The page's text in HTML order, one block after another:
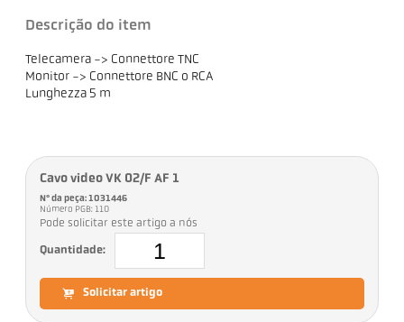
Descrição do item
Telecamera -> Connettore TNC
Monitor -> Connettore BNC o RCA
Lunghezza 5 m
Cavo video VK 02/F AF 1
Nº da peça: 1031446
Número PGB: 110
Pode solicitar este artigo a nós
Quantidade:
Solicitar artigo